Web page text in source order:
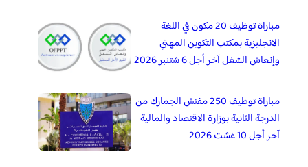
مباراة توظيف 20 مكون في اللغة
الانجليزية بمكتب التكوين المهني
وإنعاش الشغل آخر أجل 6 شتنبر 2026
مباراة توظيف 250 مفتش الجمارك من
الدرجة الثانية بوزارة الاقتصاد والمالية
آخر أجل 10 غشت 2026